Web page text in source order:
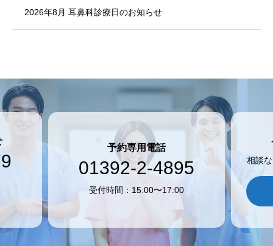
2026年8月 耳鼻科診療日のお知らせ
予約専用電話
01392-2-4895
受付時間：15:00〜17:00
相談